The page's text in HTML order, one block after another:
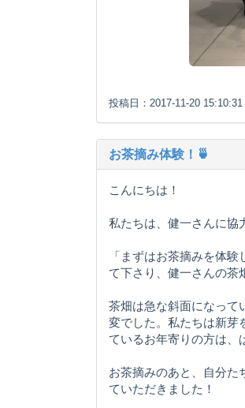
投稿日：2017-11-20 15:10:31
お茶摘み体験！🍵
こんにちは！
私たちは、健一さんに協
「まずはお茶摘みを体
て下さり、健一さんの茶
茶畑は急な斜面になって
変でした。私たちは新芽
ているお年寄りの方は、
お茶摘みのあと、自分た
ていただきました！